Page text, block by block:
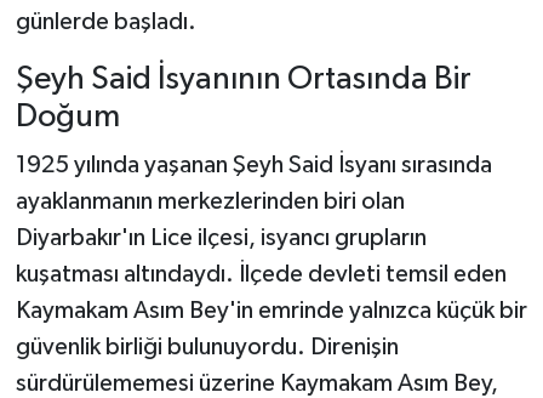
günlerde başladı.
Şeyh Said İsyanının Ortasında Bir
Doğum
1925 yılında yaşanan Şeyh Said İsyanı sırasında
ayaklanmanın merkezlerinden biri olan
Diyarbakır'ın Lice ilçesi, isyancı grupların
kuşatması altındaydı. İlçede devleti temsil eden
Kaymakam Asım Bey'in emrinde yalnızca küçük bir
güvenlik birliği bulunuyordu. Direnişin
sürdürülememesi üzerine Kaymakam Asım Bey,